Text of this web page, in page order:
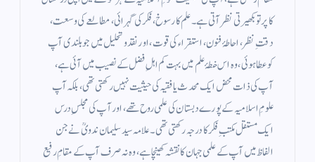
کا پرتو بکھیرتی نظر آتی ہے۔ علم کا رسوخ، فکر کی گہرائی، مطالعے کی وسعت،
دقتِ نظر، احاطۂ فنون، استقراء کی قوت، اور نقد و تحلیل میں جو بلندی آپ
کو عطا ہوئی، وہ اس خطۂ علم میں بہت کم اہلِ فضل کے نصیب میں آئی ہے،
آپ کی ذات محض ایک محدث یا فقیہ کی حیثیت نہیں رکھتی تھی، بلکہ آپ
علومِ اسلامیہ کے پورے دبستان کی علمی روح تھے، اور آپ کی مجلسِ درس
ایک مستقل مکتبِ فکر کا درجہ رکھتی تھی۔ علامہ سید سلیمان ندویؒ نے جن
الفاظ میں آپ کے علمی جہان کا نقشہ کھینچا ہے، وہ نہ صرف آپ کے مقامِ رفیع